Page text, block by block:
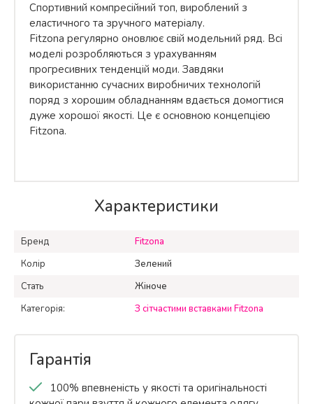
Спортивний компресійний топ, вироблений з
еластичного та зручного матеріалу.
Fitzona регулярно оновлює свій модельний ряд. Всі
моделі розробляються з урахуванням
прогресивних тенденцій моди. Завдяки
використанню сучасних виробничих технологій
поряд з хорошим обладнанням вдається домогтися
дуже хорошої якості. Це є основною концепцією
Fitzona.
Характеристики
Бренд
Fitzona
Колір
Зелений
Стать
Жіноче
Категорія:
З сітчастими вставками Fitzona
Гарантія
100% впевненість у якості та оригінальності